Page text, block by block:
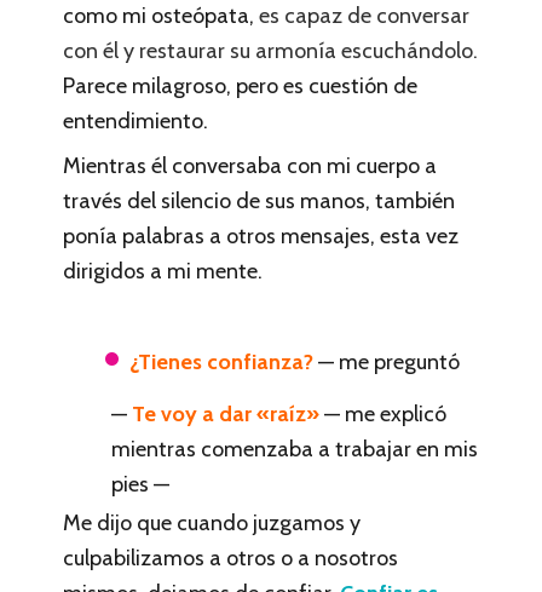
como mi osteópata,es capaz de conversar
con él y restaurar su armonía escuchándolo.
Parece milagroso, pero es cuestión de
entendimiento.
Mientras él conversaba con mi cuerpo a
través del silencio de sus manos, también
ponía palabras a otros mensajes, esta vez
dirigidos a mi mente.
¿Tienes confianza?— me preguntó
— Te voy a dar «raíz»— me explicó
mientras comenzaba a trabajar en mis
pies —
Me dijo que cuando juzgamos y
culpabilizamos a otros o a nosotros